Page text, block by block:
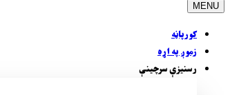
MENU
کورپاڼه
زموږ په اړه
رسنيزې سرچينې